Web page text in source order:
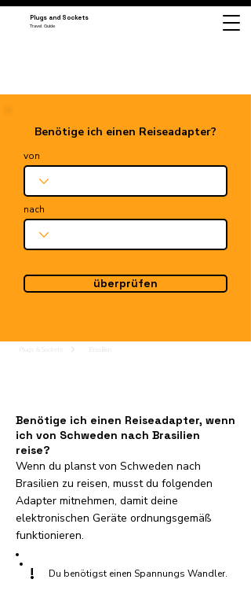
Plugs and Sockets
Travel Guide
Benötige ich einen Reiseadapter?
von
nach
überprüfen
Benötige ich einen Reiseadapter, wenn
ich von Schweden nach Brasilien
reise?
Wenn du planst von Schweden nach
Brasilien zu reisen, musst du folgenden
Adapter mitnehmen, damit deine
elektronischen Geräte ordnungsgemäß
funktionieren.
! Du benötigst einen Spannungs Wandler.